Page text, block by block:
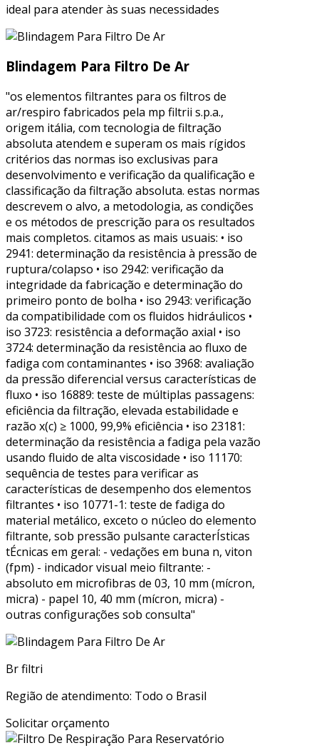
ideal para atender às suas necessidades
Blindagem Para Filtro De Ar
"os elementos filtrantes para os filtros de
ar/respiro fabricados pela mp filtrii s.p.a.,
origem itália, com tecnologia de filtração
absoluta atendem e superam os mais rígidos
critérios das normas iso exclusivas para
desenvolvimento e verificação da qualificação e
classificação da filtração absoluta. estas normas
descrevem o alvo, a metodologia, as condições
e os métodos de prescrição para os resultados
mais completos. citamos as mais usuais: • iso
2941: determinação da resistência à pressão de
ruptura/colapso • iso 2942: verificação da
integridade da fabricação e determinação do
primeiro ponto de bolha • iso 2943: verificação
da compatibilidade com os fluidos hidráulicos •
iso 3723: resistência a deformação axial • iso
3724: determinação da resistência ao fluxo de
fadiga com contaminantes • iso 3968: avaliação
da pressão diferencial versus características de
fluxo • iso 16889: teste de múltiplas passagens:
eficiência da filtração, elevada estabilidade e
razão x(c) ≥ 1000, 99,9% eficiência • iso 23181:
determinação da resistência a fadiga pela vazão
usando fluido de alta viscosidade • iso 11170:
sequência de testes para verificar as
características de desempenho dos elementos
filtrantes • iso 10771-1: teste de fadiga do
material metálico, exceto o núcleo do elemento
filtrante, sob pressão pulsante caracterÍsticas
tÉcnicas em geral: - vedações em buna n, viton
(fpm) - indicador visual meio filtrante: -
absoluto em microfibras de 03, 10 mm (mícron,
micra) - papel 10, 40 mm (mícron, micra) -
outras configurações sob consulta"
Br filtri
Região de atendimento: Todo o Brasil
Solicitar orçamento